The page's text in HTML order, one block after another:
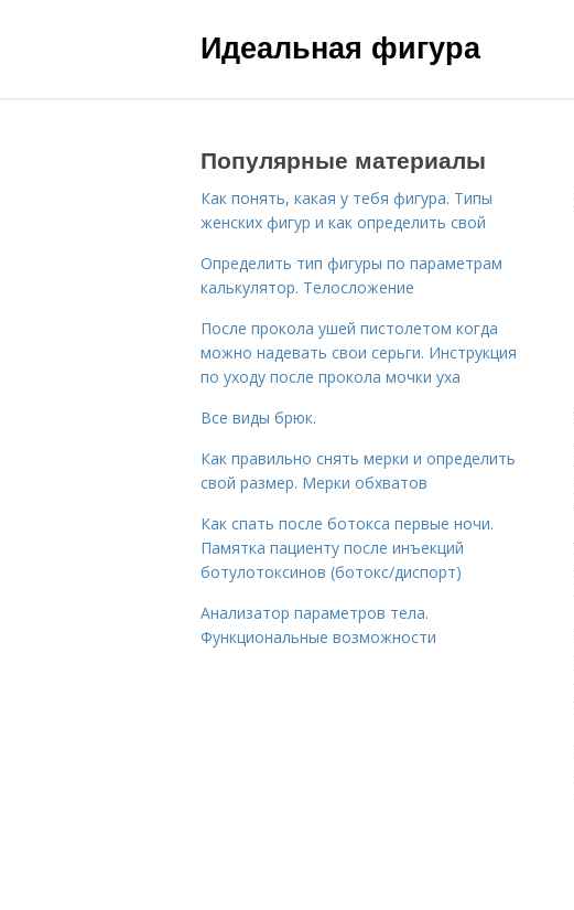
Идеальная фигура
Популярные материалы
Как понять, какая у тебя фигура. Типы
женских фигур и как определить свой
Определить тип фигуры по параметрам
калькулятор. Телосложение
После прокола ушей пистолетом когда
можно надевать свои серьги. Инструкция
по уходу после прокола мочки уха
Все виды брюк.
Как правильно снять мерки и определить
свой размер. Мерки обхватов
Как спать после ботокса первые ночи.
Памятка пациенту после инъекций
ботулотоксинов (ботокс/диспорт)
Анализатор параметров тела.
Функциональные возможности